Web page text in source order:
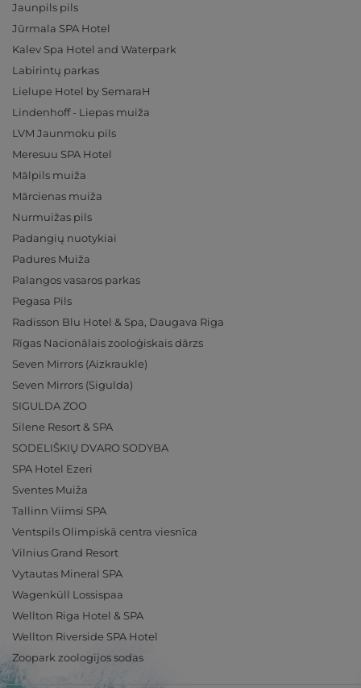
Jaunpils pils
Jūrmala SPA Hotel
Kalev Spa Hotel and Waterpark
Labirintų parkas
Lielupe Hotel by SemaraH
Lindenhoff - Liepas muiža
LVM Jaunmoku pils
Meresuu SPA Hotel
Mālpils muiža
Mārcienas muiža
Nurmuižas pils
Padangių nuotykiai
Padures Muiža
Palangos vasaros parkas
Pegasa Pils
Radisson Blu Hotel & Spa, Daugava Riga
Rīgas Nacionālais zooloģiskais dārzs
Seven Mirrors (Aizkraukle)
Seven Mirrors (Sigulda)
SIGULDA ZOO
Silene Resort & SPA
SODELIŠKIŲ DVARO SODYBA
SPA Hotel Ezeri
Sventes Muiža
Tallinn Viimsi SPA
Ventspils Olimpiskā centra viesnīca
Vilnius Grand Resort
Vytautas Mineral SPA
Wagenküll Lossispaa
Wellton Riga Hotel & SPA
Wellton Riverside SPA Hotel
Zoopark zoologijos sodas